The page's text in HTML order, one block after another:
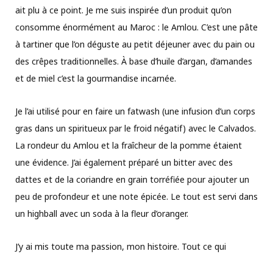
ait plu à ce point. Je me suis inspirée d’un produit qu’on
consomme énormément au Maroc : le Amlou. C’est une pâte
à tartiner que l’on déguste au petit déjeuner avec du pain ou
des crêpes traditionnelles. À base d’huile d’argan, d’amandes
et de miel c’est la gourmandise incarnée.
Je l’ai utilisé pour en faire un fatwash (une infusion d’un corps
gras dans un spiritueux par le froid négatif) avec le Calvados.
La rondeur du Amlou et la fraîcheur de la pomme étaient
une évidence. J’ai également préparé un bitter avec des
dattes et de la coriandre en grain torréfiée pour ajouter un
peu de profondeur et une note épicée. Le tout est servi dans
un highball avec un soda à la fleur d’oranger.
J’y ai mis toute ma passion, mon histoire. Tout ce qui